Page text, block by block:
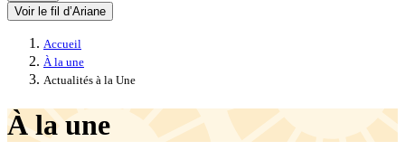
Voir le fil d’Ariane
Accueil
À la une
Actualités à la Une
À la une